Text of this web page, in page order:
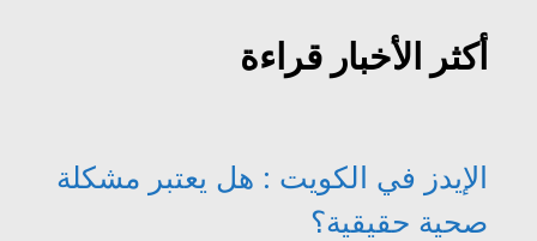
أكثر الأخبار قراءة
الإيدز في الكويت : هل يعتبر مشكلة
صحية حقيقية؟